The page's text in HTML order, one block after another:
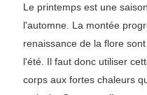
Le printemps est une
l'automne. La montée
renaissance de la flore
l'été. Il faut donc utiliser
corps aux fortes chaleurs